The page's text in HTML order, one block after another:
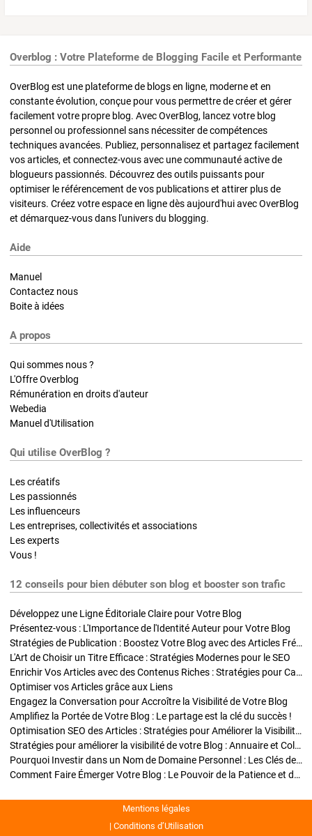
Overblog : Votre Plateforme de Blogging Facile et Performante
OverBlog est une plateforme de blogs en ligne, moderne et en
constante évolution, conçue pour vous permettre de créer et gérer
facilement votre propre blog. Avec OverBlog, lancez votre blog
personnel ou professionnel sans nécessiter de compétences
techniques avancées. Publiez, personnalisez et partagez facilement
vos articles, et connectez-vous avec une communauté active de
blogueurs passionnés. Découvrez des outils puissants pour
optimiser le référencement de vos publications et attirer plus de
visiteurs. Créez votre espace en ligne dès aujourd'hui avec OverBlog
et démarquez-vous dans l'univers du blogging.
Aide
Manuel
Contactez nous
Boite à idées
A propos
Qui sommes nous ?
L'Offre Overblog
Rémunération en droits d'auteur
Webedia
Manuel d'Utilisation
Qui utilise OverBlog ?
Les créatifs
Les passionnés
Les influenceurs
Les entreprises, collectivités et associations
Les experts
Vous !
12 conseils pour bien débuter son blog et booster son trafic
Développez une Ligne Éditoriale Claire pour Votre Blog
Présentez-vous : L'Importance de l'Identité Auteur pour Votre Blog
Stratégies de Publication : Boostez Votre Blog avec des Articles Fréquents et Exclusifs
L'Art de Choisir un Titre Efficace : Stratégies Modernes pour le SEO
Enrichir Vos Articles avec des Contenus Riches : Stratégies pour Captiver et Optimiser
Optimiser vos Articles grâce aux Liens
Engagez la Conversation pour Accroître la Visibilité de Votre Blog
Amplifiez la Portée de Votre Blog : Le partage est la clé du succès !
Optimisation SEO des Articles : Stratégies pour Améliorer la Visibilité de Votre Blog
Stratégies pour améliorer la visibilité de votre Blog : Annuaire et Collaborations
Pourquoi Investir dans un Nom de Domaine Personnel : Les Clés de la Réussite de Votre Blog
Comment Faire Émerger Votre Blog : Le Pouvoir de la Patience et de la Persévérance
Mentions légales
Conditions d’Utilisation